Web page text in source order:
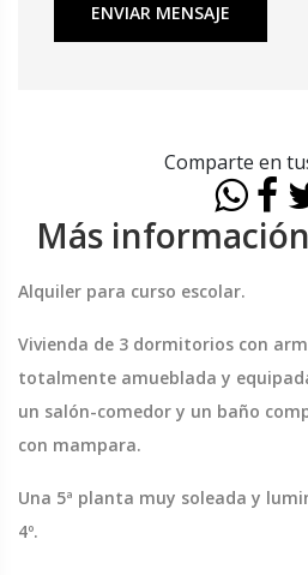
ENVIAR MENSAJE
Comparte en
Más información
Alquiler para curso escolar.
Vivienda de 3 dormitorios con
totalmente amueblada y
un salón-comedor y un baño
con mampara.
Una 5ª planta muy soleada y
4º.